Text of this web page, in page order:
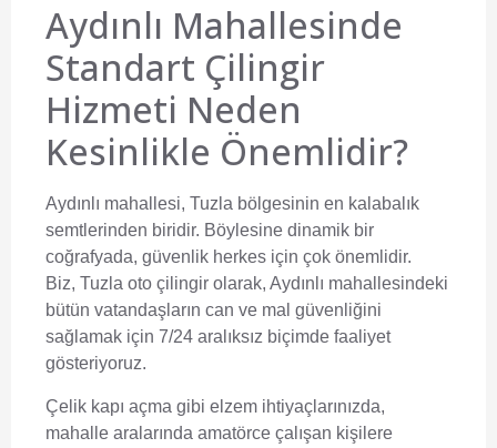
Aydınlı Mahallesinde
Standart Çilingir
Hizmeti Neden
Kesinlikle Önemlidir?
Aydınlı mahallesi, Tuzla bölgesinin en kalabalık
semtlerinden biridir. Böylesine dinamik bir
coğrafyada, güvenlik herkes için çok önemlidir.
Biz, Tuzla oto çilingir olarak, Aydınlı mahallesindeki
bütün vatandaşların can ve mal güvenliğini
sağlamak için 7/24 aralıksız biçimde faaliyet
gösteriyoruz.
Çelik kapı açma gibi elzem ihtiyaçlarınızda,
mahalle aralarında amatörce çalışan kişilere